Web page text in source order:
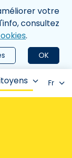
votre
consultez
.
OK
Fr